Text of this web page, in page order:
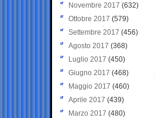
Novembre 2017 (632)
Ottobre 2017 (579)
Settembre 2017 (456)
Agosto 2017 (368)
Luglio 2017 (450)
Giugno 2017 (468)
Maggio 2017 (460)
Aprile 2017 (439)
Marzo 2017 (480)